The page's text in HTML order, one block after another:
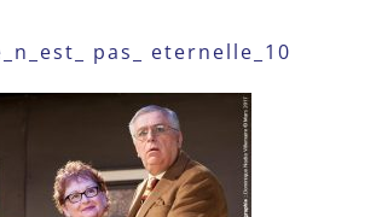
pas_ eternelle_10